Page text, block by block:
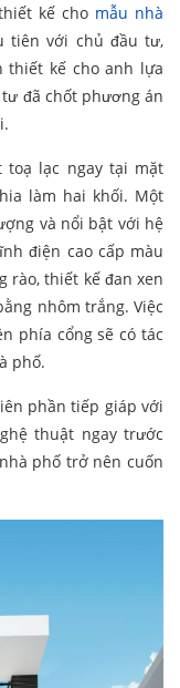
kế cho mẫu nhà
tiên với chủ đầu tư,
thiết kế cho anh lựa
đã chốt phương án
lạc ngay tại mặt
làm hai khối. Một
và nổi bật với hệ
điện cao cấp màu
rào, thiết kế đan xen
nhôm trắng. Việc
phía cổng sẽ có tác
phố.
phần tiếp giáp với
thuật ngay trước
phố trở nên cuốn